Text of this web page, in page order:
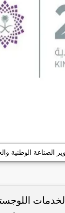
الصناعة الوطنية